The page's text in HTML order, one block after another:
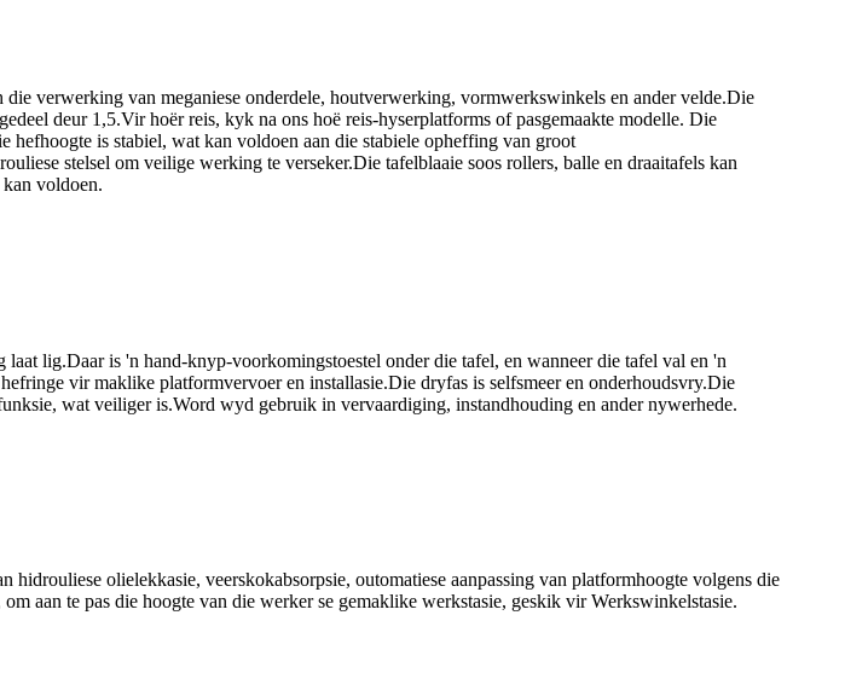
verwerking van meganiese onderdele, houtverwerking, vormwerkswinkels en ander velde.Die
deur 1,5.Vir hoër reis, kyk na ons hoë reis-hyserplatforms of pasgemaakte modelle. Die
is stabiel, wat kan voldoen aan die stabiele opheffing van groot
stelsel om veilige werking te verseker.Die tafelblaaie soos rollers, balle en draaitafels kan
voldoen.
lig.Daar is 'n hand-knyp-voorkomingstoestel onder die tafel, en wanneer die tafel val en 'n
vir maklike platformvervoer en installasie.Die dryfas is selfsmeer en onderhoudsvry.Die
wat veiliger is.Word wyd gebruik in vervaardiging, instandhouding en ander nywerhede.
olielekkasie, veerskokabsorpsie, outomatiese aanpassing van platformhoogte volgens die
aan te pas die hoogte van die werker se gemaklike werkstasie, geskik vir Werkswinkelstasie.